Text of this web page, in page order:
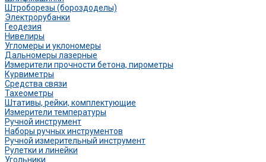
Штроборезы (бороздоделы)
Электрорубанки
Геодезия
Нивелиры
Угломеры и уклономеры
Дальномеры лазерные
Измерители прочности бетона, пирометры
Курвиметры
Средства связи
Тахеометры
Штативы, рейки, комплектующие
Измерители температуры
Ручной инструмент
Наборы ручных инструментов
Ручной измерительный инструмент
Рулетки и линейки
Угольники